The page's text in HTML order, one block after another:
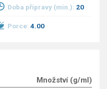
Doba přípravy (min.): 20
Porce: 4.00
Množství (g/ml)